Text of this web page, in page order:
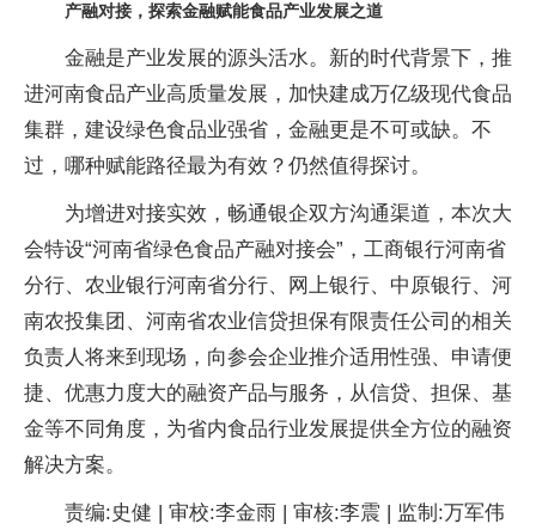
产融对接，探索金融赋能食品产业发展之道
金融是产业发展的源头活水。新的时代背景下，推
进河南食品产业高质量发展，加快建成万亿级现代食品
集群，建设绿色食品业强省，金融更是不可或缺。不
过，哪种赋能路径最为有效？仍然值得探讨。
为增进对接实效，畅通银企双方沟通渠道，本次大
会特设“河南省绿色食品产融对接会”，工商银行河南省
分行、农业银行河南省分行、网上银行、中原银行、河
南农投集团、河南省农业信贷担保有限责任公司的相关
负责人将来到现场，向参会企业推介适用性强、申请便
捷、优惠力度大的融资产品与服务，从信贷、担保、基
金等不同角度，为省内食品行业发展提供全方位的融资
解决方案。
责编:史健 | 审校:李金雨 | 审核:李震 | 监制:万军伟